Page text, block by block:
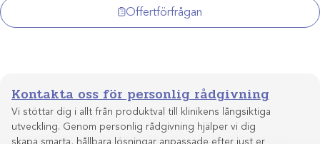
14st
mängd
Offertförfrågan
Kontakta oss för personlig rådgivning
Vi stöttar dig i allt från produktval till klinikens långsiktiga
utveckling. Genom personlig rådgivning hjälper vi dig